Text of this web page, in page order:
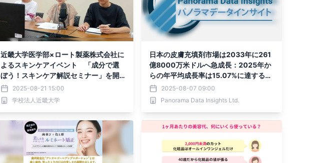
近畿大学医学部×ロート製薬株式会社に
よるスキンケアイベント 「成分で選
ぼう！スキンケア解説セミナー」を開
催
2025-08-21 15:00
学校法人近畿大学
日本の皮膚充填剤市場は2033年に261
億8000万米ドルへ急成長：2025年か
らの年平均成長率は15.07%に達する見
込み【美容医療・整形技術の進化が牽
引】
2025-08-07 09:00
Panorama Data Insights Ltd.